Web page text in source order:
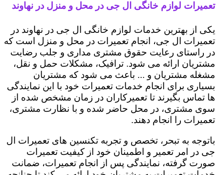
تعمیرات لوازم خانگی ال جی در محل و منزل در نهاوند
یکی از بهترین خدمات لوازم خانگی ال جی در نهاوند در
تعمیرات ال جی، انجام تعمیرات در محل و منزل است که
در راستای رعایت حقوق مشتری مداری و جلب رضایت
مشتریان ارائه می شود. ترافیک، مشکلات حمل و نقل،
مشغله مشتریان و ... باعث می شود که مشتریان
بسیاری برای انجام خدمات تعمیرات خود با این نمایندگی
ها تماس بگیرند تا تعمیرکاران در زمان مشخص شده از
سوی مشتری، در محل حاضر شده و با نظارت مشتری،
تعمیرات را انجام دهند.
باتوجه به تبحر، تخصص و تجربه تکنسین های تعمیرات ال
جی در امر تعمیر و اطمینان خود از کیفیت تعمیرات
صورت گرفته، نمایندگی پس از انجام تعمیرات، ضمانت